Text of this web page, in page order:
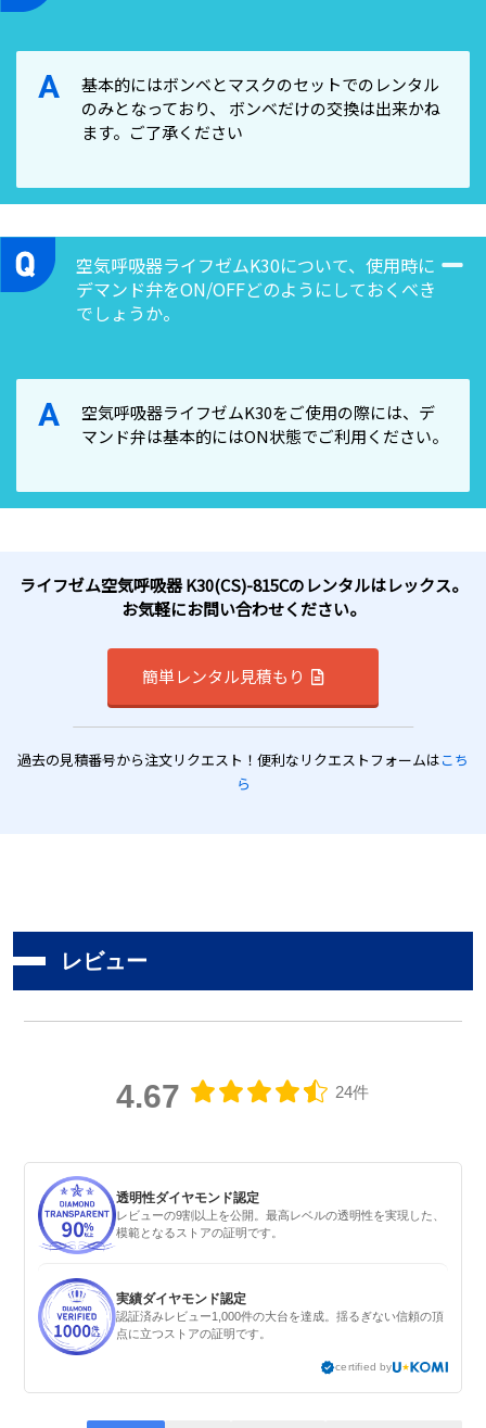
A
基本的にはボンベとマスクのセットでのレンタル
のみとなっており、 ボンベだけの交換は出来かね
ます。ご了承ください
空気呼吸器ライフゼムK30について、使用時に
デマンド弁をON/OFFどのようにしておくべき
でしょうか。
A
空気呼吸器ライフゼムK30をご使用の際には、デ
マンド弁は基本的にはON状態でご利用ください。
ライフゼム空気呼吸器 K30(CS)-815Cのレンタルはレックス。
お気軽にお問い合わせください。
簡単レンタル見積もり
過去の見積番号から注文リクエスト！便利なリクエストフォームはこち
ら
レビュー
4.67 24件
透明性ダイヤモンド認定
レビューの9割以上を公開。最高レベルの透明性を実現した、
模範となるストアの証明です。
実績ダイヤモンド認定
認証済みレビュー1,000件の大台を達成。揺るぎない信頼の頂
点に立つストアの証明です。
certified by